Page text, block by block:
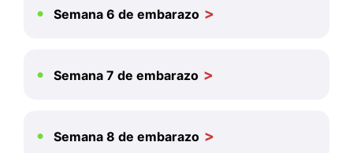
Semana 6 de embarazo
Semana 7 de embarazo
Semana 8 de embarazo